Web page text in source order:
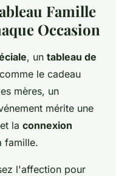
Famille
Occasion
, un tableau de
le cadeau
mères, un
mérite une
la connexion
famille.
l'affection pour